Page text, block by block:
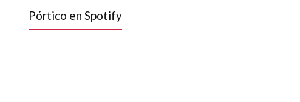
Pórtico en Spotify